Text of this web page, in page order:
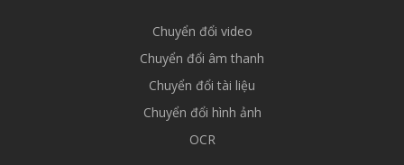
Chuyển đổi video
Chuyển đổi âm thanh
Chuyển đổi tài liệu
Chuyển đổi hình ảnh
OCR